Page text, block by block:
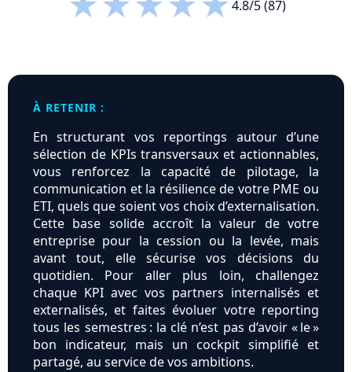
4.8/5 (87)
À RETENIR :
En structurant vos reportings autour d’une
sélection de KPIs transversaux et actionnables,
vous renforcez la capacité de pilotage, la
communication et la résilience de votre PME ou
ETI, quels que soient vos choix d’externalisation.
Cette base solide accroît la valeur de votre
entreprise pour la cession ou la levée, mais
avant tout, elle sécurise vos décisions du
quotidien. Pour aller plus loin, challengez
chaque KPI avec vos partners internalisés et
externalisés, et faites évoluer votre reporting
tous les semestres : la clé n’est pas d’avoir « le »
bon indicateur, mais un cockpit simplifié et
partagé, au service de vos ambitions.